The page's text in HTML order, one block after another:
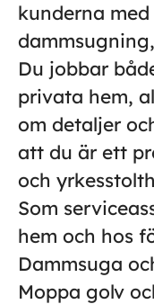
kunderna
Du jobbar
privata hem,
om detaljer
att du är ett
och
Som
hem och hos
Dammsuga
Moppa golv